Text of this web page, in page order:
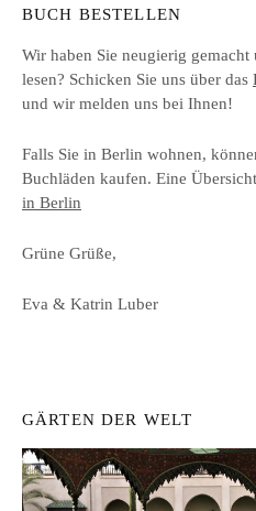
BUCH BESTELLEN
Wir haben Sie neugierig
lesen? Schicken Sie uns über das
und wir melden uns bei Ihnen!
Falls Sie in Berlin wohnen,
Buchläden kaufen. Eine
in Berlin
Grüne Grüße,
Eva & Katrin Luber
GÄRTEN DER WELT